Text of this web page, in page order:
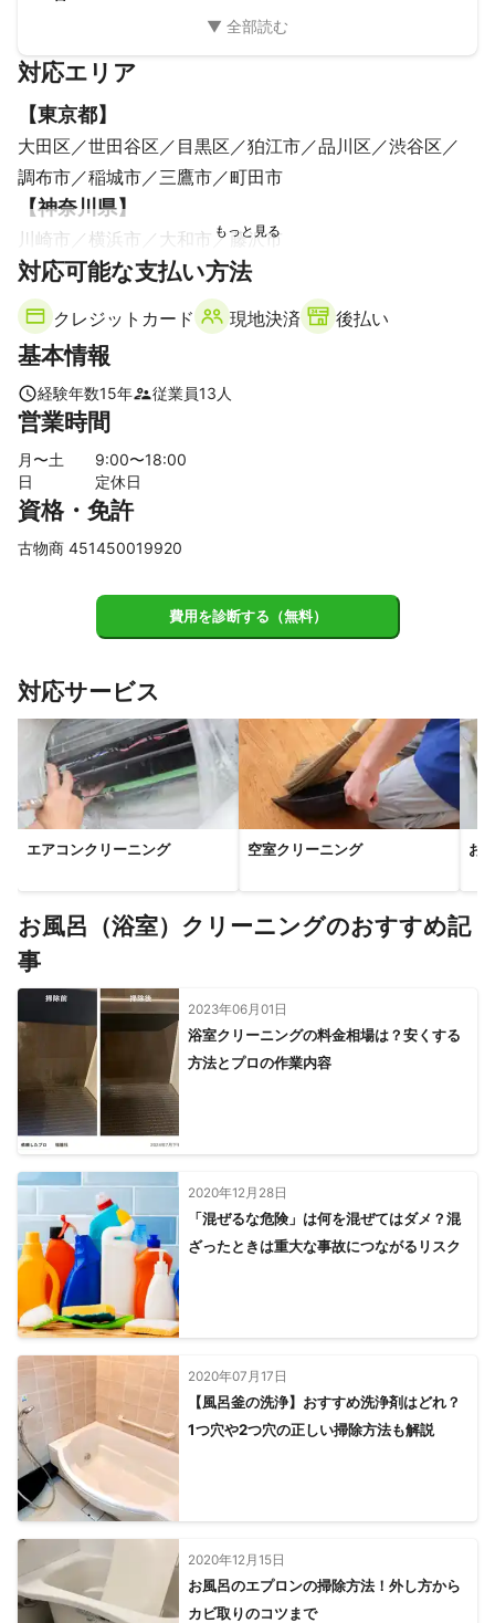
対応エリア
【東京都】
大田区 世田谷区 目黒区 狛江市 品川区
渋谷区
調布市
稲城市 三鷹市 町田市
【神奈川県】
川崎市 横浜市 大和市 藤沢市
対応可能な支払い方法
クレジットカード 現地決済 後払い
基本情報
経験年数15年 従業員13 人
営業時間
月〜土 9:00〜18:00
日
定休日
資格・免許
古物商 451450019920
費用を診断する（無料）
対応サービス
エアコンクリーニング 空室クリーニング お
お風呂（浴室）クリーニングのおすすめ記
事
2023年06月01日
浴室クリーニングの料金相場は？安くする
方法とプロの作業内容
2020年12月28日
「混ぜるな危険」は何を混ぜてはダメ？混
ざったときは重大な事故につながるリスク
2020年07月17日
【風呂釜の洗浄】おすすめ洗浄剤はどれ？
1つ穴や2つ穴の正しい掃除方法も解説
2020年12月15日
お風呂のエプロンの掃除方法！外し方から
カビ取りのコツまで